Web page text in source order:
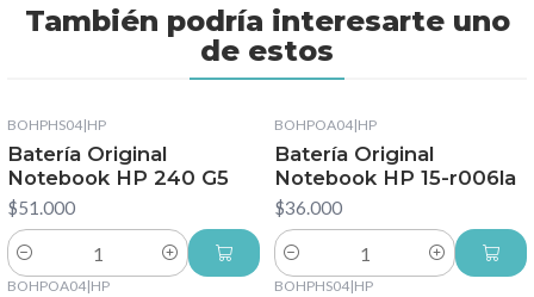
También podría interesarte uno
de estos
BOHPHS04|HP
Batería Original
Notebook HP 240 G5
$51.000
Cantidad
BOHPOA04|HP
Batería Original
Notebook HP 15-r006la
$36.000
Cantidad
BOHPOA04|HP BOHPHS04|HP